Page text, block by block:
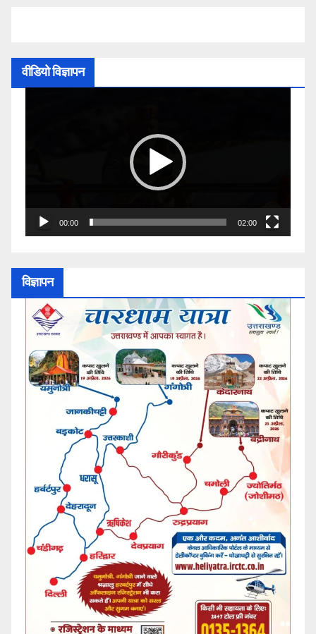
वीडियो विज्ञापन
00:00 02:00
विज्ञापन